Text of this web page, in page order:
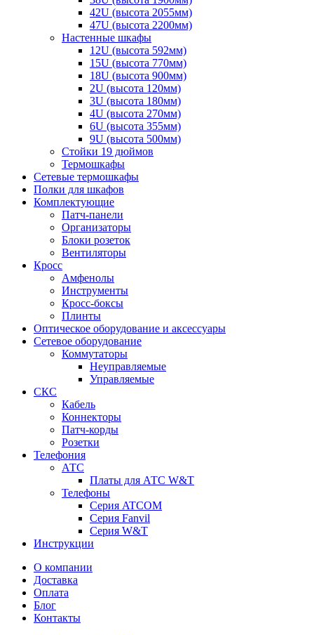
42U (высота 2055мм)
47U (высота 2200мм)
Настенные шкафы
12U (высота 592мм)
15U (высота 770мм)
18U (высота 900мм)
2U (высота 120мм)
3U (высота 180мм)
4U (высота 270мм)
6U (высота 355мм)
9U (высота 500мм)
Стойки 19 дюймов
Термошкафы
Сетевые термошкафы
Полки для шкафов
Комплектующие
Патч-панели
Организаторы
Блоки розеток
Вентиляторы
Кросс
Амфенолы
Инструменты
Кросс-боксы
Плинты
Оптическое оборудование и аксессуары
Сетевое оборудование
Коммутаторы
Неуправляемые
Управляемые
СКС
Кабель
Коннекторы
Патч-корды
Розетки
Телефония
АТС
Платы для АТС W&T
Телефоны
Серия ATCOM
Серия Fanvil
Серия W&T
Инструкции
О компании
Доставка
Оплата
Блог
Контакты